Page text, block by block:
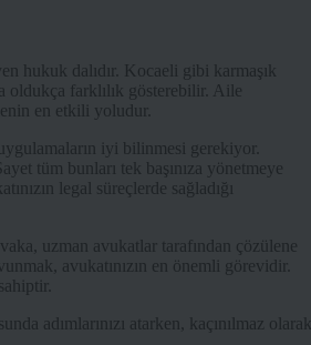
hukuk dalıdır. Kocaeli gibi karmaşık
oldukça farklılık gösterebilir. Aile
en etkili yoludur.
iyi bilinmesi gerekiyor.
tüm bunları tek başınıza yönetmeye
legal süreçlerde sağladığı
uzman avukatlar tarafından çözülene
avukatınızın en önemli görevidir.
adımlarınızı atarken, kaçınılmaz olarak